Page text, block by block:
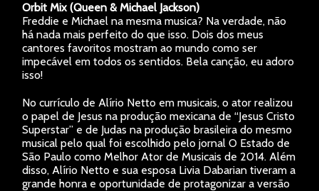
Orbit Mix (Queen & Michael Jackson)
Freddie e Michael na mesma musica? Na verdade, não
há nada mais perfeito do que isso. Dois dos meus
cantores favoritos mostram ao mundo como ser
impecável em todos os sentidos. Bela canção, eu adoro
isso!
No currículo de Alírio Netto em musicais, o ator realizou
o papel de Jesus na produção mexicana de “Jesus Cristo
Superstar” e de Judas na produção brasileira do mesmo
musical pelo qual foi escolhido pelo jornal O Estado de
São Paulo como Melhor Ator de Musicais de 2014. Além
disso, Alírio Netto e sua esposa Livia Dabarian tiveram a
grande honra e oportunidade de protagonizar a versão